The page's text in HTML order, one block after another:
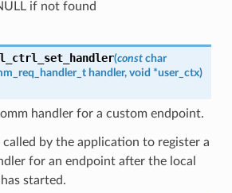
if not found
(const char
handler, void *user_ctx)
handler for a custom endpoint.
called by the application to register a
for an endpoint after the local
started.